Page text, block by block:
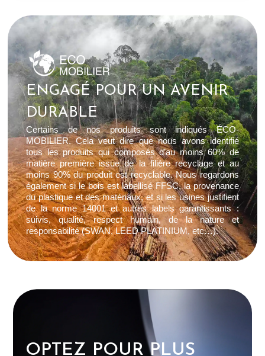
ENGAGÉ POUR UN AVENIR
DURABLE
Certains de nos produits sont indiqués ÉCO-
MOBILIER. Cela veut dire que nous avons identifié
tous les produits qui composés d’au moins 60% de
matière première issue de la filière recyclage et au
moins 90% du produit est recyclable. Nous regardons
également si le bois est labellisé FFSC, la provenance
du plastique et des matériaux, et si les usines justifient
de la norme 14001 et autres labels garantissants :
suivis, qualité, respect humain, de la nature et
responsabilité (SWAN, LEED PLATINIUM, etc…).
OPTEZ POUR PLUS